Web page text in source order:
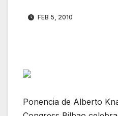
FEB 5, 2010
Ponencia de Alberto